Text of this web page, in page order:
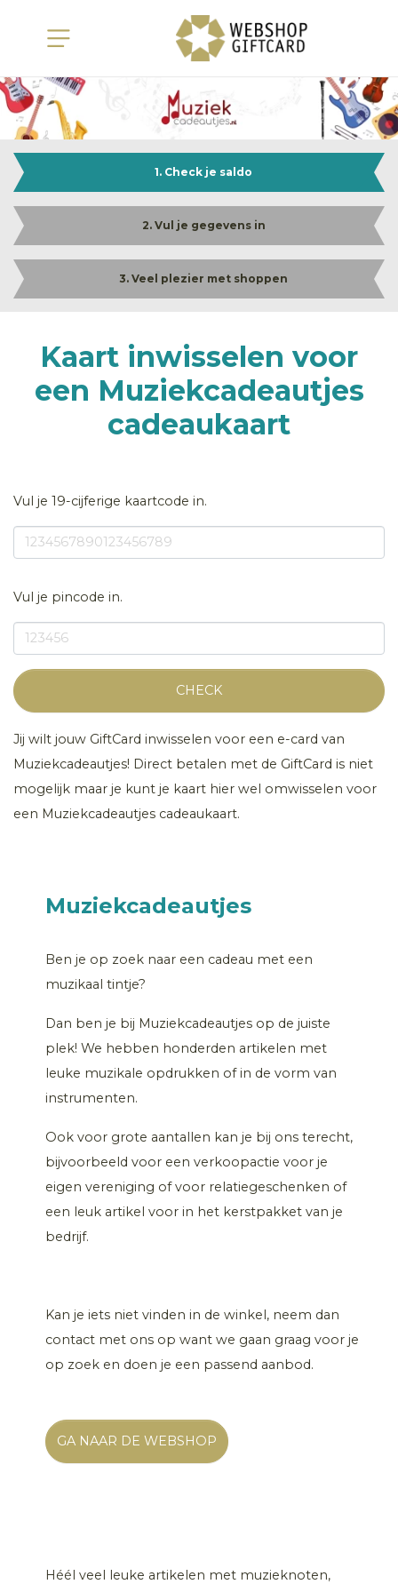
1. Check je saldo
2. Vul je gegevens in
3. Veel plezier met shoppen
Kaart inwisselen voor
een Muziekcadeautjes
cadeaukaart
Vul je 19-cijferige kaartcode in.
Vul je pincode in.
CHECK
Jij wilt jouw GiftCard inwisselen voor een e-card van
Muziekcadeautjes! Direct betalen met de GiftCard is niet
mogelijk maar je kunt je kaart hier wel omwisselen voor
een Muziekcadeautjes cadeaukaart.
Muziekcadeautjes
Ben je op zoek naar een cadeau met een
muzikaal tintje?
Dan ben je bij Muziekcadeautjes op de juiste
plek! We hebben honderden artikelen met
leuke muzikale opdrukken of in de vorm van
instrumenten.
Ook voor grote aantallen kan je bij ons terecht,
bijvoorbeeld voor een verkoopactie voor je
eigen vereniging of voor relatiegeschenken of
een leuk artikel voor in het kerstpakket van je
bedrijf.
Kan je iets niet vinden in de winkel, neem dan
contact met ons op want we gaan graag voor je
op zoek en doen je een passend aanbod.
GA NAAR DE WEBSHOP
Héél veel leuke artikelen met muzieknoten,